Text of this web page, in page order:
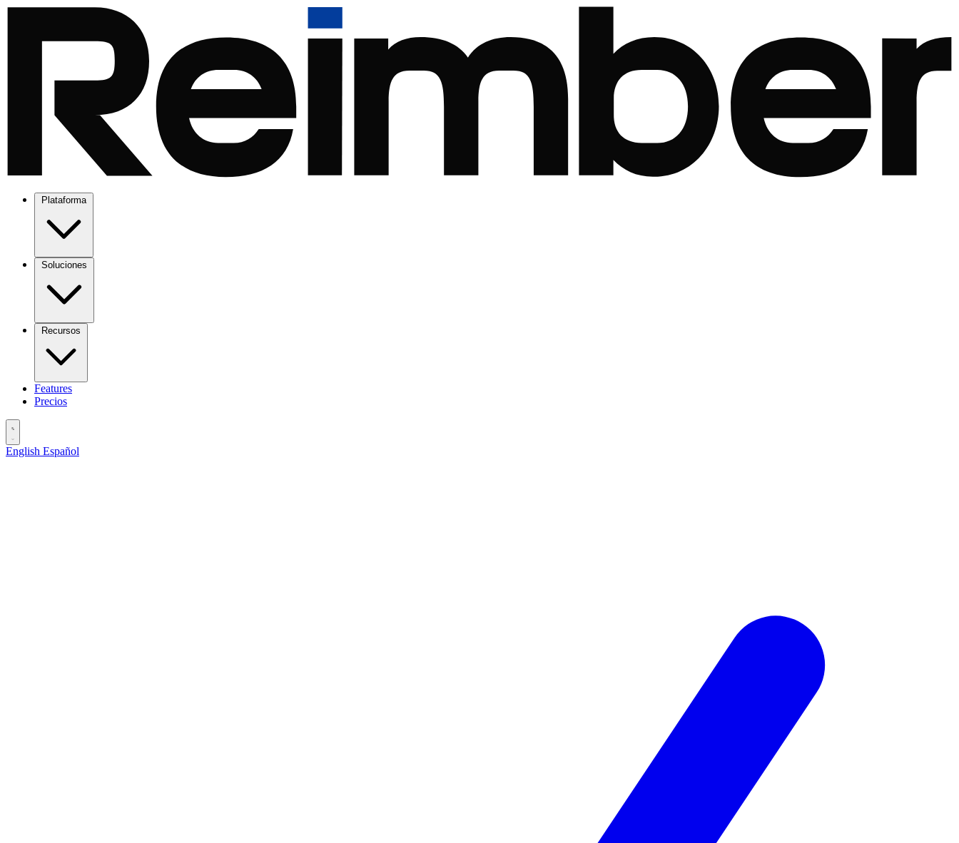
Plataforma
Features
Precios
English Español